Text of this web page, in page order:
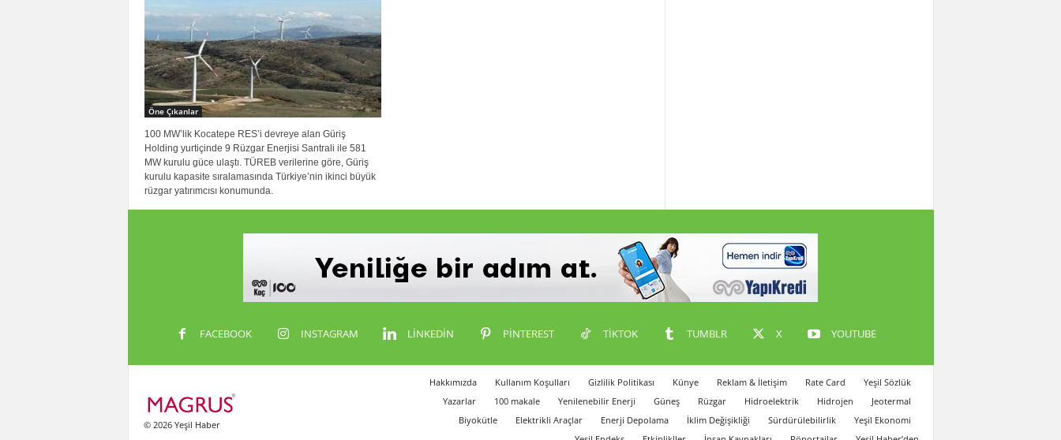
Öne Çıkanlar
100 MW’lik Kocatepe RES’i devreye alan Güriş
Holding yurtiçinde 9 Rüzgar Enerjisi Santrali ile 581
MW kurulu güce ulaştı. TÜREB verilerine göre, Güriş
kurulu kapasite sıralamasında Türkiye’nin ikinci büyük
rüzgar yatırımcısı konumunda.
FACEBOOK INSTAGRAM LINKEDIN PINTEREST TIKTOK TUMBLR X YOUTUBE
Hakkımızda Kullanım Koşulları Gizlilik Politikası Künye Reklam & İletişim Rate Card
Yeşil Sözlük
Yazarlar
100 makale Yenilenebilir Enerji Güneş Rüzgar Hidroelektrik Hidrojen
Jeotermal
Biyokütle
Elektrikli Araçlar Enerji Depolama İklim Değişikliği Sürdürülebilirlik
Yeşil Ekonomi
© 2026 Yeşil Haber